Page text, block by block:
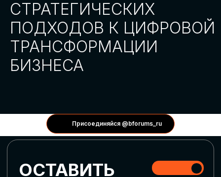
Присоединяйся @bforums_ru
АККРЕДИТАЦИЯ
СМИ
ГЛОБАЛЬНАЯ
ЦИФРОВИЗАЦИЯ
актуальных трендов глобальной цифровой
трансформации. Узнаем о новых подходах